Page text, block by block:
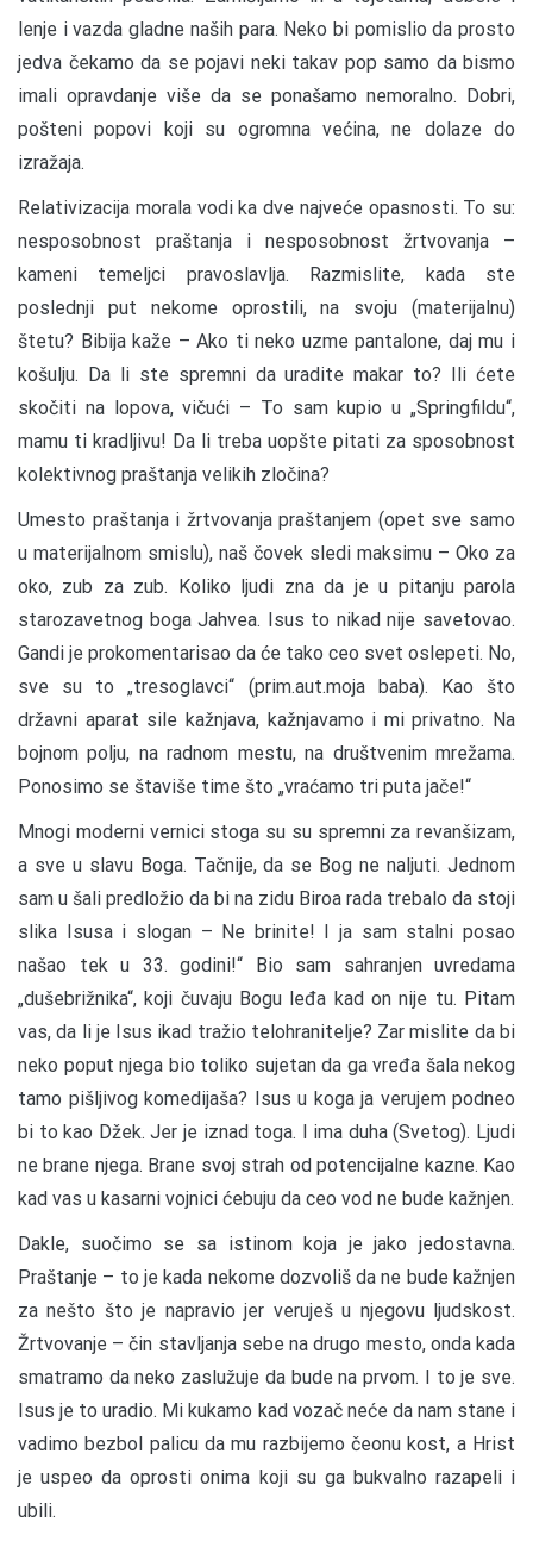
lenje i vazda gladne naših para. Neko bi pomislio da prosto
jedva čekamo da se pojavi neki takav pop samo da bismo
imali opravdanje više da se ponašamo nemoralno. Dobri,
pošteni popovi koji su ogromna većina, ne dolaze do
izražaja.
Relativizacija morala vodi ka dve najveće opasnosti. To su:
nesposobnost praštanja i nesposobnost žrtvovanja –
kameni temeljci pravoslavlja. Razmislite, kada ste
poslednji put nekome oprostili, na svoju (materijalnu)
štetu? Bibija kaže – Ako ti neko uzme pantalone, daj mu i
košulju. Da li ste spremni da uradite makar to? Ili ćete
skočiti na lopova, vičući – To sam kupio u „Springfildu“,
mamu ti kradljivu! Da li treba uopšte pitati za sposobnost
kolektivnog praštanja velikih zločina?
Umesto praštanja i žrtvovanja praštanjem (opet sve samo
u materijalnom smislu), naš čovek sledi maksimu – Oko za
oko, zub za zub. Koliko ljudi zna da je u pitanju parola
starozavetnog boga Jahvea. Isus to nikad nije savetovao.
Gandi je prokomentarisao da će tako ceo svet oslepeti. No,
sve su to „tresoglavci“ (prim.aut.moja baba). Kao što
državni aparat sile kažnjava, kažnjavamo i mi privatno. Na
bojnom polju, na radnom mestu, na društvenim mrežama.
Ponosimo se štaviše time što „vraćamo tri puta jače!“
Mnogi moderni vernici stoga su su spremni za revanšizam,
a sve u slavu Boga. Tačnije, da se Bog ne naljuti. Jednom
sam u šali predložio da bi na zidu Biroa rada trebalo da stoji
slika Isusa i slogan – Ne brinite! I ja sam stalni posao
našao tek u 33. godini!“ Bio sam sahranjen uvredama
„dušebrižnika“, koji čuvaju Bogu leđa kad on nije tu. Pitam
vas, da li je Isus ikad tražio telohranitelje? Zar mislite da bi
neko poput njega bio toliko sujetan da ga vređa šala nekog
tamo pišljivog komedijaša? Isus u koga ja verujem podneo
bi to kao Džek. Jer je iznad toga. I ima duha (Svetog). Ljudi
ne brane njega. Brane svoj strah od potencijalne kazne. Kao
kad vas u kasarni vojnici ćebuju da ceo vod ne bude kažnjen.
Dakle, suočimo se sa istinom koja je jako jedostavna.
Praštanje – to je kada nekome dozvoliš da ne bude kažnjen
za nešto što je napravio jer veruješ u njegovu ljudskost.
Žrtvovanje – čin stavljanja sebe na drugo mesto, onda kada
smatramo da neko zaslužuje da bude na prvom. I to je sve.
Isus je to uradio. Mi kukamo kad vozač neće da nam stane i
vadimo bezbol palicu da mu razbijemo čeonu kost, a Hrist
je uspeo da oprosti onima koji su ga bukvalno razapeli i
ubili.